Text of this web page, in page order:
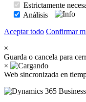
Estrictamente
Análisis
Aceptar todo Confirmar
×
Guarda o cancela para
×
Web sincronizada en